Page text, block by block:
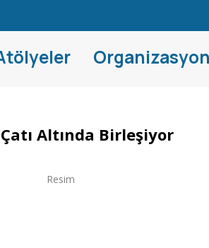
Altında Birleşiyor
Organizasyon